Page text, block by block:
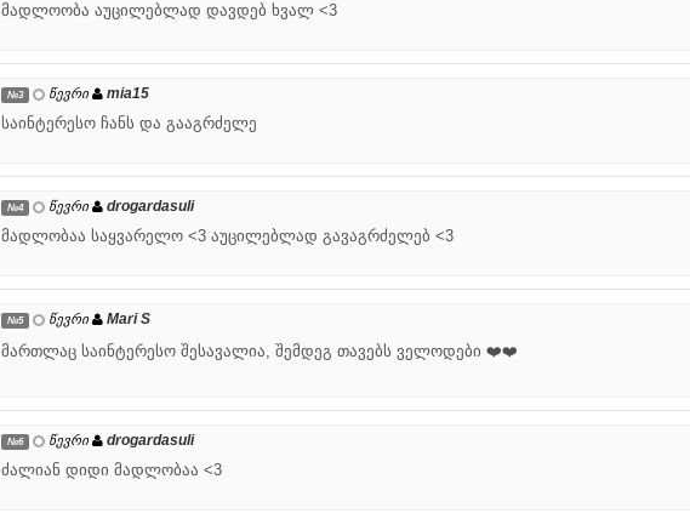
მადლოობა აუცილებლად დავდებ ხვალ <3
№3 წევრი mia15
საინტერესო ჩანს და გააგრძელე
№4 წევრი drogardasuli
მადლობაა საყვარელო <3 აუცილებლად გავაგრძელებ <3
№5 წევრი Mari S
მართლაც საინტერესო შესავალია, შემდეგ თავებს ველოდები ❤️❤️
№6 წევრი drogardasuli
ძალიან დიდი მადლობაა <3